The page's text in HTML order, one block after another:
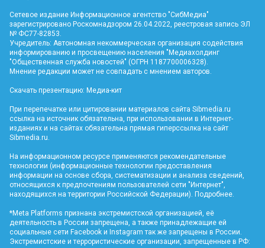
Сетевое издание Информационное агентство "СибМедиа"
зарегистрировано Роскомнадзором 26.04.2022, реестровая запись ЭЛ
№ ФС77-82853.
Учредитель: Автономная некоммерческая организация содействия
информированию и просвещению населения "Медиахолдинг
"Общественная служба новостей" (ОГРН 1187700006328).
Мнение редакции может не совпадать с мнением авторов.
Скачать презентацию: Медиа-кит
При перепечатке или цитировании материалов сайта Sibmedia.ru
ссылка на источник обязательна, при использовании в Интернет-
изданиях и на сайтах обязательна прямая гиперссылка на сайт
Sibmedia.ru
На информационном ресурсе применяются рекомендательные
технологии (информационные технологии предоставления
информации на основе сбора, систематизации и анализа сведений,
относящихся к предпочтениям пользователей сети "Интернет",
находящихся на территории Российской Федерации). Подробнее
*Meta Platforms признана экстремистской организацией, её
деятельность в России запрещена, а также принадлежащие ей
социальные сети Facebook и Instagram так же запрещены в России.
Экстремистские и террористические организации, запрещенные в РФ: